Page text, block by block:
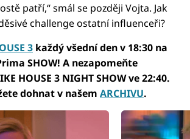
patří,“ smál se později Vojta. Jak
challenge ostatní influenceři?
3 každý všední den v 18:30 na
SHOW! A nezapomeňte
HOUSE 3 NIGHT SHOW ve 22:40.
dohnat v našem ARCHIVU.